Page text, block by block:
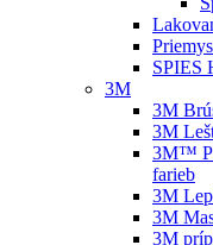
SPIES
3M
3M
3M
3M™
farieb
3M
3M
3M